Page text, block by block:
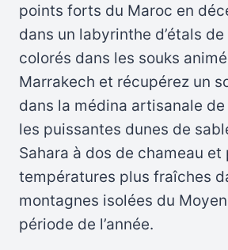
points forts du Maroc en
dans un labyrinthe d’étals
colorés dans les souks
Marrakech et récupérez un
dans la médina artisanale de
les puissantes dunes de
Sahara à dos de chameau
températures plus fraîches
montagnes isolées du
période de l’année.